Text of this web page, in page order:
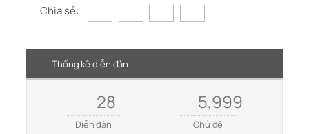
Chia sẻ:
Thống kê diễn đàn
28
Diễn đàn
5,999
Chủ đề